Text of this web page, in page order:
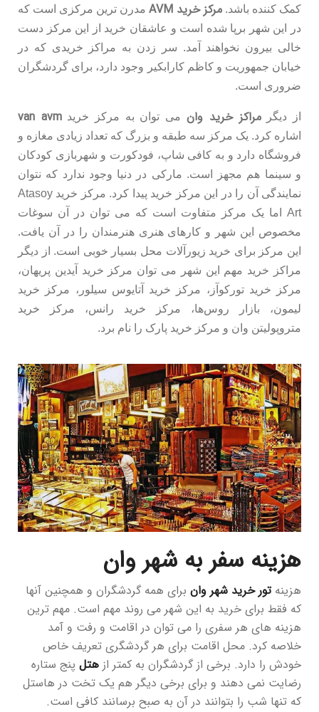
کمک کننده باشد. مرکز خرید AVM
مدرن ترین مرکزی است که
در این شهر برپا شده است و عاشقان خرید از این مرکز دست
خالی بیرون نخواهند آمد. سر زدن به مراکز خریدی که در
خیابان جمهوریت و کاظم کارابکیر وجود دارد، برای گردشگران
ضروری است.
از دیگرمراکز خرید وان می توان به مرکز خریدvan avm
اشاره کرد. یک مرکز سه طبقه و بزرگ که تعداد زیادی مغازه و
فروشگاه دارد و به کافی شاپ، فودکورت و شهربازی کودکان
و سینما هم مجهز است. مارکی در دنیا وجود ندارد که نتوان
نمایندگی آن را در این مرکز خرید پیدا کرد. مرکز خرید Atasoy
Art اما یک مرکز متفاوت است که می توان در آن سوغات
مخصوص این شهر و کارهای هنری هنرمندان را در آن یافت.
این مرکز برای خرید زیورآلات محل بسیار خوبی است. از دیگر
مراکز خرید مهم این شهر می توان مرکز خرید آیدین پریهان،
مرکز خرید تورکوآز، مرکز خرید آتایوس سیلور، مرکز خرید
لیمون، بازار روس‌ها، مرکز خرید رانس، مرکز خرید
متروپولیتن وان و مرکز خرید پارک را نام برد.
هزینه سفر به شهر وان
هزینه تور خرید شهر وان برای همه گردشگران و همچنین آنها
که فقط برای خرید به این شهر می روند مهم است. مهم ترین
هزینه های هر سفری را می توان در اقامت و رفت و آمد
خلاصه کرد. محل اقامت برای هر گردشگری تعریف خاص
خودش را دارد. برخی از گردشگران به کمتر از هتل پنج ستاره
رضایت نمی دهند و برای برخی دیگر هم یک تخت در هاستل
که تنها شب را بتوانند در آن به صبح برسانند کافی است.